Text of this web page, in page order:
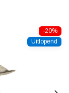
-20%
Uitlopend